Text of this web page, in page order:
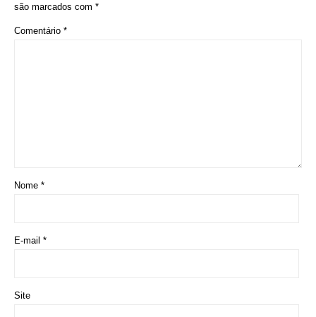
são marcados com *
Comentário *
Nome *
E-mail *
Site